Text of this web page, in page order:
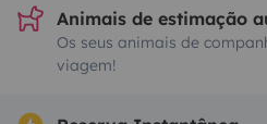
Animais de estimação
Os seus animais de
viagem!